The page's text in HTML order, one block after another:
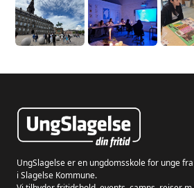
UngSlagelse er en ungdomsskole for unge
i Slagelse Kommune.